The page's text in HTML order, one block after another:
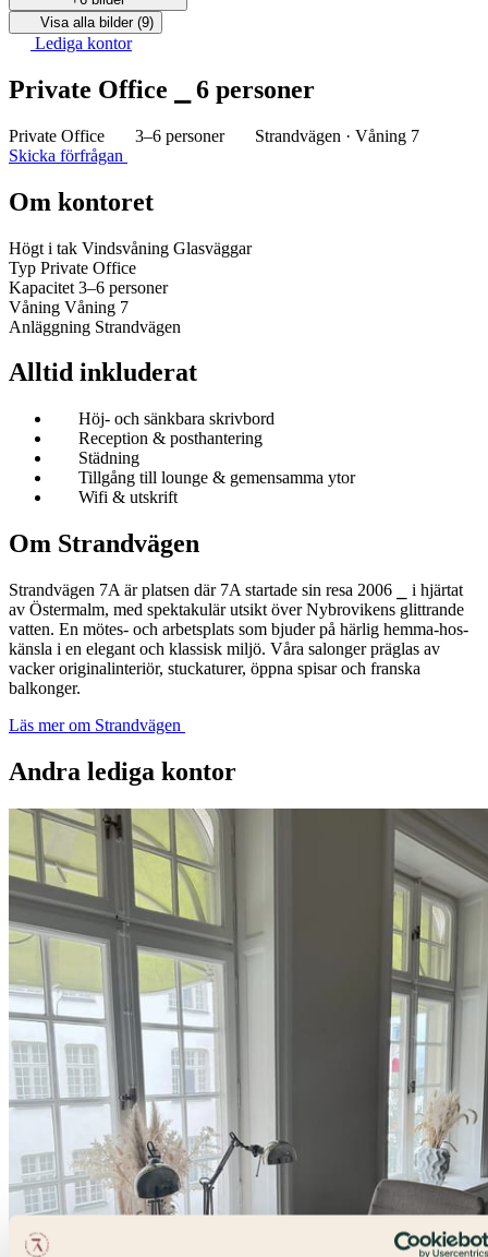
Visa alla bilder (9)
Lediga kontor
Private Office ⎯ 6 personer
Private Office 3–6 personer
Strandvägen · Våning 7
Skicka förfrågan
Om kontoret
Högt i tak Vindsvåning Glasväggar
Typ Private Office
Kapacitet 3–6 personer
Våning Våning 7
Anläggning Strandvägen
Alltid inkluderat
Höj- och sänkbara skrivbord
Reception & posthantering
Städning
Tillgång till lounge & gemensamma ytor
Wifi & utskrift
Om Strandvägen
Strandvägen 7A är platsen där 7A startade sin resa 2006 ⎯ i hjärtat
av Östermalm, med spektakulär utsikt över Nybrovikens glittrande
vatten. En mötes- och arbetsplats som bjuder på härlig hemma-hos-
känsla i en elegant och klassisk miljö. Våra salonger präglas av
vacker originalinteriör, stuckaturer, öppna spisar och franska
balkonger.
Läs mer om Strandvägen
Andra lediga kontor